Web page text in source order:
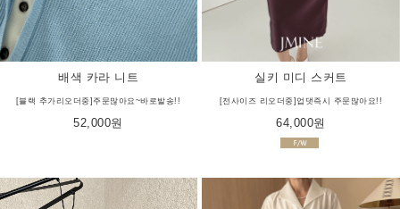
배색 카라 니트
[블랙 추가리오더중]주문많아요~바로발송!!
52,000원
실키 미디 스커트
[전사이즈 리오더중]업댓즉시 주문많아요!!
64,000원